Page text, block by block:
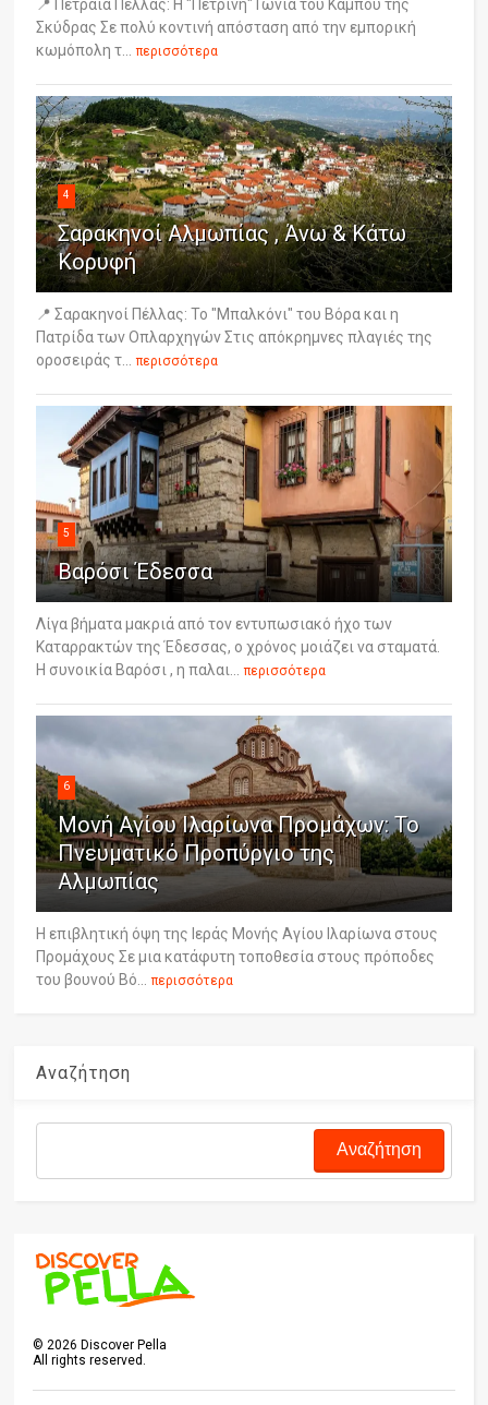
📍 Πετραία Πέλλας: Η "Πέτρινη" Γωνιά του Κάμπου της
Σκύδρας Σε πολύ κοντινή απόσταση από την εμπορική
κωμόπολη τ...
περισσότερα
4
Σαρακηνοί Αλμωπίας , Άνω & Κάτω
Κορυφή
📍 Σαρακηνοί Πέλλας: Το "Μπαλκόνι" του Βόρα και η
Πατρίδα των Οπλαρχηγών Στις απόκρημνες πλαγιές της
οροσειράς τ...
περισσότερα
5
Βαρόσι Έδεσσα
Λίγα βήματα μακριά από τον εντυπωσιακό ήχο των
Καταρρακτών της Έδεσσας, ο χρόνος μοιάζει να σταματά.
Η συνοικία Βαρόσι , η παλαι...
περισσότερα
6
Μονή Αγίου Ιλαρίωνα Προμάχων: Το
Πνευματικό Προπύργιο της
Αλμωπίας
Η επιβλητική όψη της Ιεράς Μονής Αγίου Ιλαρίωνα στους
Προμάχους Σε μια κατάφυτη τοποθεσία στους πρόποδες
του βουνού Βό...
περισσότερα
Αναζήτηση
©2026 Discover Pella
All rights reserved.